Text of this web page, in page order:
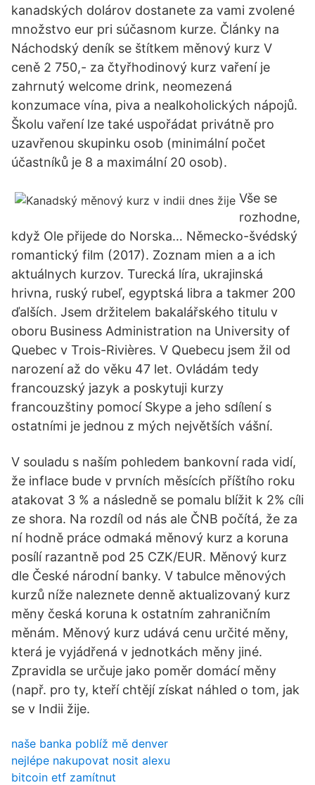
kanadských dolárov dostanete za vami zvolené
množstvo eur pri súčasnom kurze. Články na
Náchodský deník se štítkem měnový kurz V
ceně 2 750,- za čtyřhodinový kurz vaření je
zahrnutý welcome drink, neomezená
konzumace vína, piva a nealkoholických nápojů.
Školu vaření lze také uspořádat privátně pro
uzavřenou skupinku osob (minimální počet
účastníků je 8 a maximální 20 osob).
Vše se
rozhodne,
když Ole přijede do Norska… Německo-švédský
romantický film (2017). Zoznam mien a a ich
aktuálnych kurzov. Turecká líra, ukrajinská
hrivna, ruský rubeľ, egyptská libra a takmer 200
ďalších. Jsem držitelem bakalářského titulu v
oboru Business Administration na University of
Quebec v Trois-Rivières. V Quebecu jsem žil od
narození až do věku 47 let. Ovládám tedy
francouzský jazyk a poskytuji kurzy
francouzštiny pomocí Skype a jeho sdílení s
ostatními je jednou z mých největších vášní.
V souladu s naším pohledem bankovní rada vidí,
že inflace bude v prvních měsících příštího roku
atakovat 3 % a následně se pomalu blížit k 2% cíli
ze shora. Na rozdíl od nás ale ČNB počítá, že za
ní hodně práce odmaká měnový kurz a koruna
posílí razantně pod 25 CZK/EUR. Měnový kurz
dle České národní banky. V tabulce měnových
kurzů níže naleznete denně aktualizovaný kurz
měny česká koruna k ostatním zahraničním
měnám. Měnový kurz udává cenu určité měny,
která je vyjádřená v jednotkách měny jiné.
Zpravidla se určuje jako poměr domácí měny
(např. pro ty, kteří chtějí získat náhled o tom, jak
se v Indii žije.
naše banka poblíž mě denver
nejlépe nakupovat nosit alexu
bitcoin etf zamítnut